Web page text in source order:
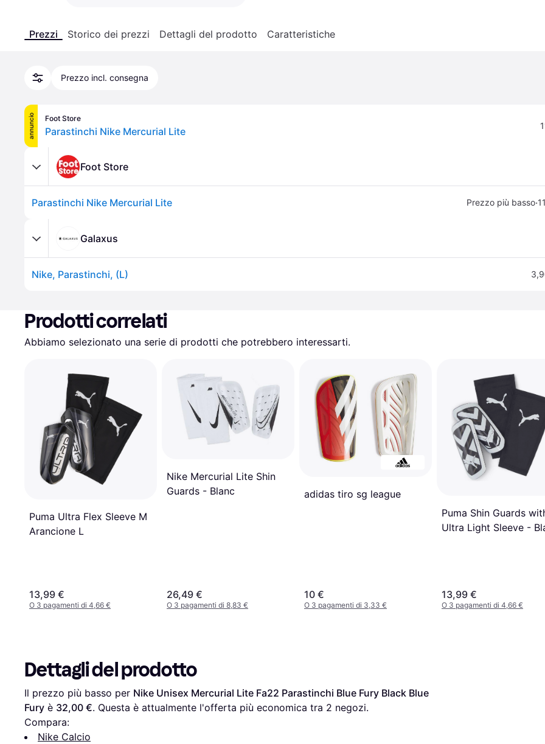
Prezzi Storico dei prezzi Dettagli del prodotto Caratteristiche
Prezzo incl. consegna
annuncio Foot Store
Parastinchi Nike Mercurial Lite
Foot Store
Parastinchi Nike Mercurial Lite Prezzo più basso·
Galaxus
Nike, Parastinchi, (L)
Prodotti correlati
Abbiamo selezionato una serie di prodotti che potrebbero interessarti.
Puma Ultra Flex Sleeve M
Arancione L
13,99 €
O 3 pagamenti di 4,66 €
Nike Mercurial Lite Shin
Guards - Blanc
26,49 €
O 3 pagamenti di 8,83 €
adidas tiro sg league
10 €
O 3 pagamenti di 3,33 €
Puma Shin Guards
Ultra Light Sleeve -
13,99 €
O 3 pagamenti di 4,66 €
Dettagli del prodotto
Il prezzo più basso per Nike Unisex Mercurial Lite Fa22 Parastinchi Blue Fury Black Blue
Fury è 32,00 €. Questa è attualmente l'offerta più economica tra 2 negozi.
Compara:
Nike Calcio